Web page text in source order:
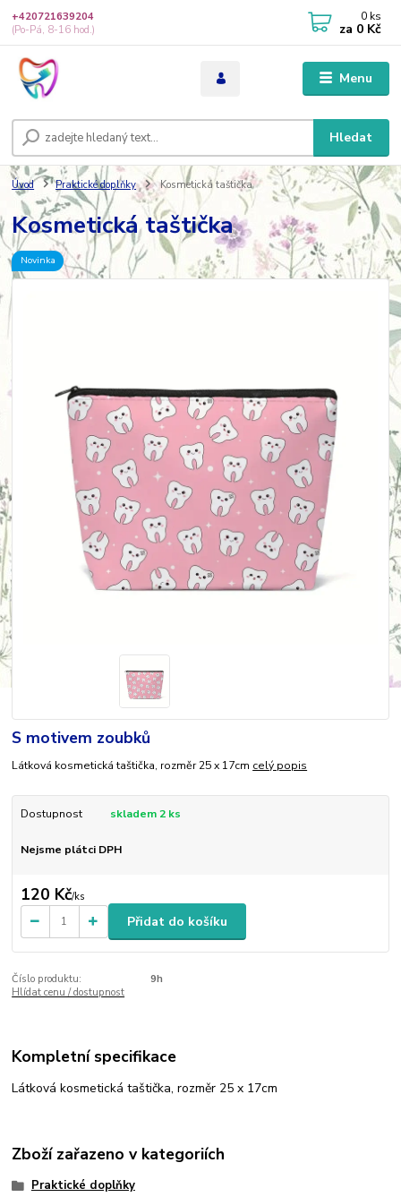
Menu
Hledat
+420721639204
(Po-Pá, 8-16 hod.)
0 ks
za 0 Kč
Úvod Praktické doplňky Kosmetická taštička
Kosmetická taštička
Novinka
S motivem zoubků
Látková kosmetická taštička, rozměr 25 x 17cm celý popis
Dostupnost skladem 2 ks
Nejsme plátci DPH
120 Kč/ks
Přidat do košíku
Číslo produktu:
9h
Hlídat cenu / dostupnost
Kompletní specifikace
Látková kosmetická taštička, rozměr 25 x 17cm
Zboží zařazeno v kategoriích
Praktické doplňky